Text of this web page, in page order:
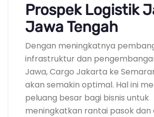
Prospek Logistik
Jawa Tengah
Dengan meningkatnya
infrastruktur dan
Jawa, Cargo Jakarta ke
akan semakin optimal. Hal ini
peluang besar bagi bisnis untuk
meningkatkan rantai pasok dan